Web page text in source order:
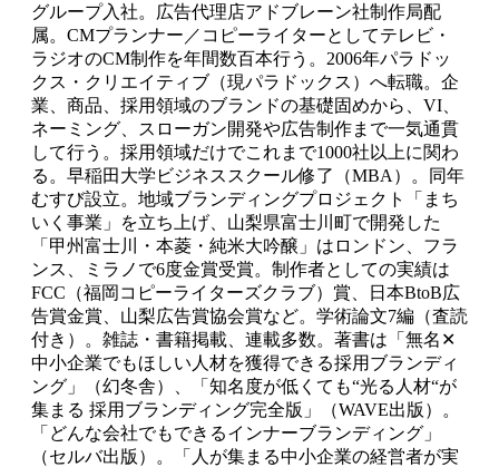
グループ入社。広告代理店アドブレーン社制作局配
属。CMプランナー／コピーライターとしてテレビ・
ラジオのCM制作を年間数百本行う。2006年パラドッ
クス・クリエイティブ（現パラドックス）へ転職。企
業、商品、採用領域のブランドの基礎固めから、VI、
ネーミング、スローガン開発や広告制作まで一気通貫
して行う。採用領域だけでこれまで1000社以上に関わ
る。早稲田大学ビジネススクール修了（MBA）。同年
むすび設立。地域ブランディングプロジェクト「まち
いく事業」を立ち上げ、山梨県富士川町で開発した
「甲州富士川・本菱・純米大吟醸」はロンドン、フラ
ンス、ミラノで6度金賞受賞。制作者としての実績は
FCC（福岡コピーライターズクラブ）賞、日本BtoB広
告賞金賞、山梨広告賞協会賞など。学術論文7編（査読
付き）。雑誌・書籍掲載、連載多数。著書は「無名✕
中小企業でもほしい人材を獲得できる採用ブランディ
ング」（幻冬舎）、「知名度が低くても“光る人材“が
集まる 採用ブランディング完全版」（WAVE出版）。
「どんな会社でもできるインナーブランディング」
（セルバ出版）。「人が集まる中小企業の経営者が実